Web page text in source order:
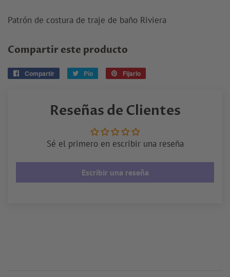
Patrón de costura de traje de baño Riviera
Compartir este producto
Compartir
CompartirPío
Tuitear
Fijarlo
Reseñas de Clientes
Sé el primero en escribir una reseña
Escribir una reseña